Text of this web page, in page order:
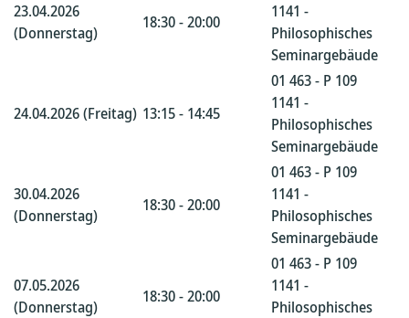
23.04.2026
(Donnerstag)
18:30 - 20:00
1141 -
Philosophisches
Seminargebäude
24.04.2026 (Freitag) 13:15 - 14:45
01 463 - P 109
1141 -
Philosophisches
Seminargebäude
30.04.2026
(Donnerstag)
18:30 - 20:00
01 463 - P 109
1141 -
Philosophisches
Seminargebäude
07.05.2026
(Donnerstag)
18:30 - 20:00
01 463 - P 109
1141 -
Philosophisches